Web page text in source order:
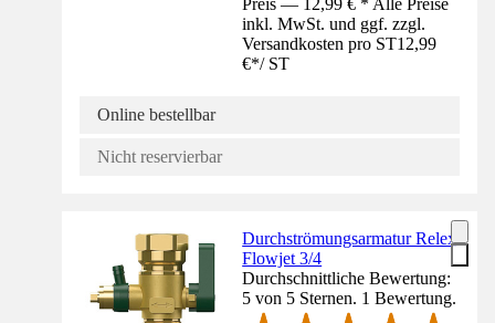
Preis — 12,99 € * Alle Preise
inkl. MwSt. und ggf. zzgl.
Versandkosten pro ST12,99
€*/ ST
Online bestellbar
Nicht reservierbar
Durchströmungsarmatur Relex
Flowjet 3/4
Durchschnittliche Bewertung:
5 von 5 Sternen. 1 Bewertung.